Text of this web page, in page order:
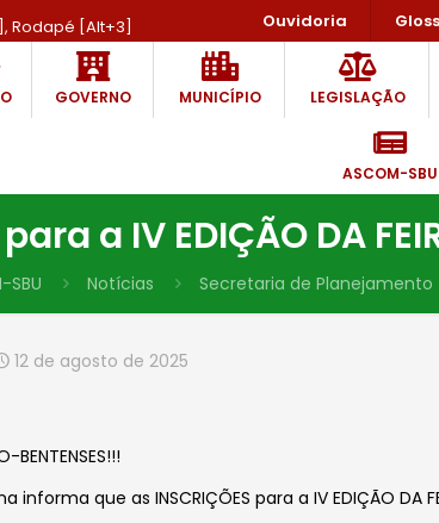
Rodapé [Alt+3] Ouvidoria
GOVERNO MUNICÍPIO LEGISLAÇÃO
ASCOM-SBU
a IV EDIÇÃO DA
SBU Notícias Secretaria de Planejamento
12 de agosto de 2025
BENTENSES!!!
que as INSCRIÇÕES para a IV EDIÇÃO DA